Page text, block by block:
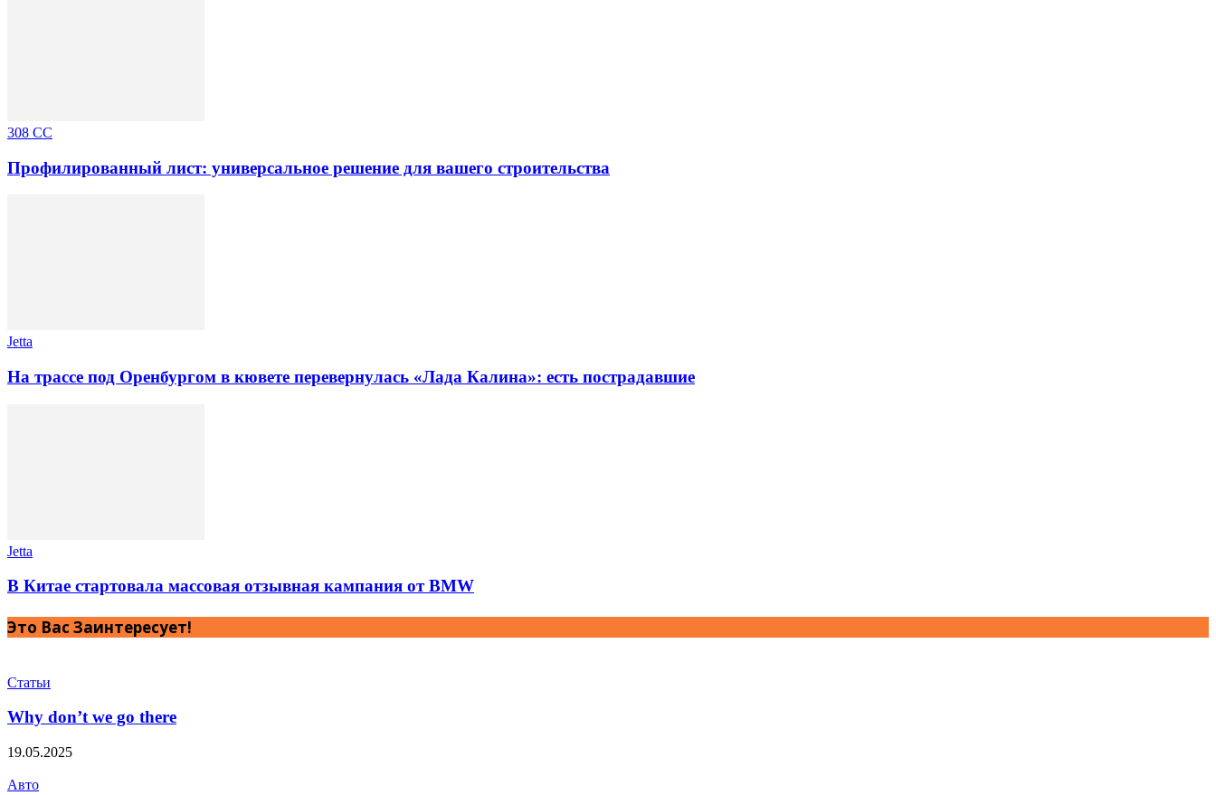
308 CC
Профилированный лист: универсальное решение для вашего строительства
Jetta
На трассе под Оренбургом в кювете перевернулась «Лада Калина»: есть пострадавшие
Jetta
В Китае стартовала массовая отзывная кампания от BMW
Это Вас Заинтересует!
Статьи
Why don’t we go there
19.05.2025
Авто